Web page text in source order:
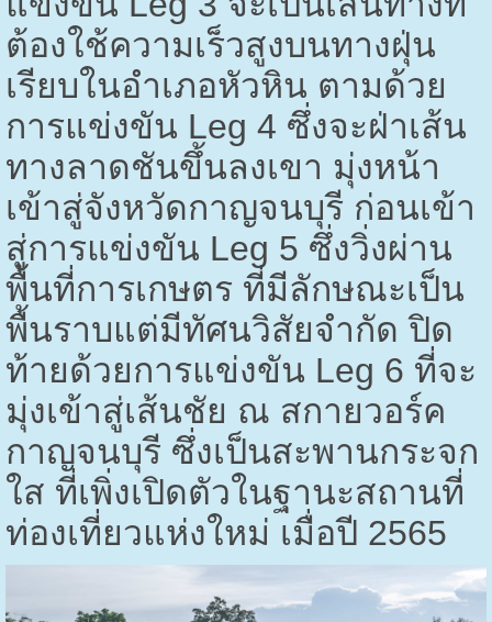
ต้องใช้ความเร็วสูงบนทางฝุ่น
เรียบในอำเภอหัวหิน ตามด้วย
การแข่งขัน Leg 4 ซึ่งจะฝ่าเส้น
ทางลาดชันขึ้นลงเขา มุ่งหน้า
เข้าสู่จังหวัดกาญจนบุรี ก่อนเข้า
สู่การแข่งขัน Leg 5 ซึ่งวิ่งผ่าน
พื้นที่การเกษตร ที่มีลักษณะเป็น
พื้นราบแต่มีทัศนวิสัยจำกัด ปิด
ท้ายด้วยการแข่งขัน Leg 6 ที่จะ
มุ่งเข้าสู่เส้นชัย ณ สกายวอร์ค
กาญจนบุรี ซึ่งเป็นสะพานกระจก
ใส ที่เพิ่งเปิดตัวในฐานะสถานที่
ท่องเที่ยวแห่งใหม่ เมื่อปี 2565